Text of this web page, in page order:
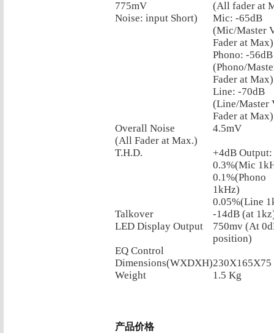
775mV
Noise: input Short)
(All fader at
Mic: -65dB
(Mic/Master
Fader at Max)
Phono: -56dB
(Phono/
Fader at Max)
Line: -70dB
(Line/Master
Fader at Max)
Overall Noise
(All Fader at Max.)
4.5mV
T.H.D.
+4dB Output:
0.3%(Mic
0.1%(Phono
1kHz)
0.05%(Line
Talkover
-14dB (at
LED Display Output
750mv (At
position)
EQ Control
Dimensions(WXDXH)230X165X75
Weight
1.5 Kg
产品价格